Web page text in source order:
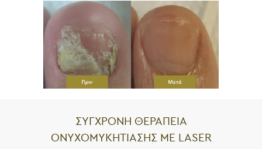
ΣΥΓΧΡΟΝΗ ΘΕΡΑΠΕΙΑ
ΟΝΥΧΟΜΥΚΗΤΙΑΣΗΣ ΜΕ LASER